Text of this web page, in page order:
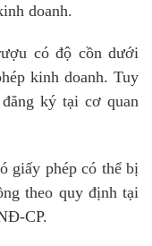
doanh.
có độ cồn dưới
kinh doanh. Tuy
ký tại cơ quan
giấy phép có thể bị
theo quy định tại
CP.